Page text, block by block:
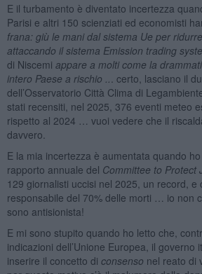
E il turbamento è diventato incertezza
Parisi e altri 150 scienziati ed economisti
frana: giù le mani dal sistema Ue per
attaccando il sistema Emission trading
di Niscemi appare a molti come la
intero Paese a rischio ..
. certo, lasciano il
dell’Osservatorio Città Clima di
stati recensiti, nel 2025, 376 eventi meteo
rispetto al 2024 … vuoi vedere che il
davvero.
E la mia incertezza è aumentata quando
rapporto annuale del Committee to Protect
129 giornalisti uccisi nel 2025, un record, e
responsabile del 70% delle morti … io non
sono antisionista!
E mi sono stupito quando ho letto che,
indicazioni dell’Unione Europea, il governo
inserire il concetto di consenso nel reato di